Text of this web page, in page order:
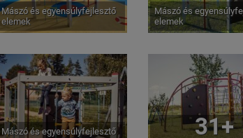
Mászó és egyensúlyfejlesztő
elemek
Mászó és
elemek
Mászó és egyensúlyfejlesztő
31+